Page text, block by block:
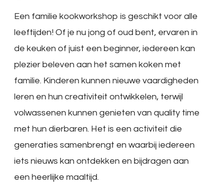
Een familie kookworkshop is geschikt voor alle
leeftijden! Of je nu jong of oud bent, ervaren in
de keuken of juist een beginner, iedereen kan
plezier beleven aan het samen koken met
familie. Kinderen kunnen nieuwe vaardigheden
leren en hun creativiteit ontwikkelen, terwijl
volwassenen kunnen genieten van quality time
met hun dierbaren. Het is een activiteit die
generaties samenbrengt en waarbij iedereen
iets nieuws kan ontdekken en bijdragen aan
een heerlijke maaltijd.